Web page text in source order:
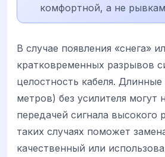
комфортной, а не
В случае появления «снега»
кратковременных разрывов
целостность кабеля. Длинные
метров) без усилителя могут
передачей сигнала высокого
таких случаях поможет
качественный или